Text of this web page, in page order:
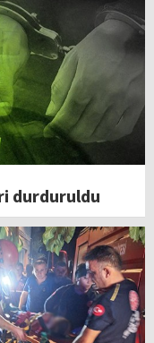
durduruldu